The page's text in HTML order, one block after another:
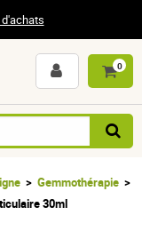
0
Gemmothérapie
30ml